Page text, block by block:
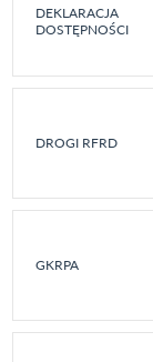
DEKLARACJA
DOSTĘPNOŚCI
DROGI RFRD
GKRPA